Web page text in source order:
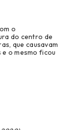
o
do centro de
que causavam
o mesmo ficou